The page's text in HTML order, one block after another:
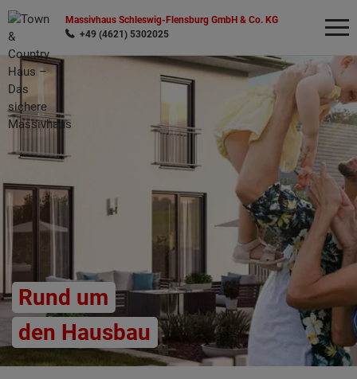
Massivhaus Schleswig-Flensburg GmbH & Co. KG
+49 (4621) 5302025
Rund um
den Hausbau
Wonach möchten Sie suchen?